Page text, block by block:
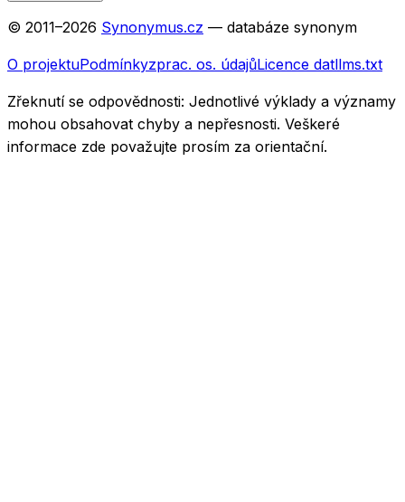
© 2011–2026 Synonymus.cz — databáze synonym
O projektuPodmínkyzprac. os. údajůLicence datllms.txt
Zřeknutí se odpovědnosti: Jednotlivé výklady a významy
mohou obsahovat chyby a nepřesnosti. Veškeré
informace zde považujte prosím za orientační.